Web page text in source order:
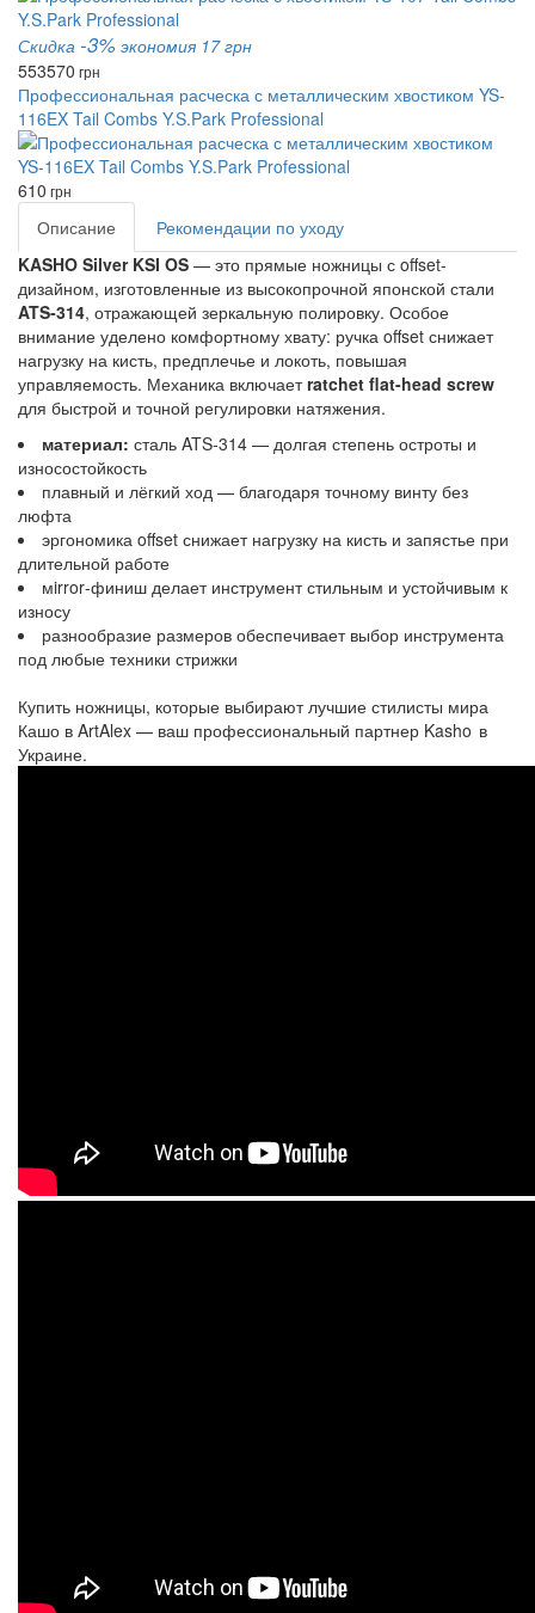
Скидка -3% экономия 17 грн
553570 грн
Профессиональная расческа с металлическим хвостиком YS-
116EX Tail Combs Y.S.Park Professional
610 грн
Описание
Рекомендации по уходу
KASHO Silver KSI OS — это прямые ножницы с offset-
дизайном, изготовленные из высокопрочной японской стали
ATS‑314, отражающей зеркальную полировку. Особое
внимание уделено комфортному хвату: ручка offset снижает
нагрузку на кисть, предплечье и локоть, повышая
управляемость. Механика включаетratchet flat-head screw
для быстрой и точной регулировки натяжения.
материал: сталь ATS‑314 — долгая степень остроты и
износостойкость
плавный и лёгкий ход — благодаря точному винту без
люфта
эргономика offset снижает нагрузку на кисть и запястье при
длительной работе
мirror‑финиш делает инструмент стильным и устойчивым к
износу
разнообразие размеров обеспечивает выбор инструмента
под любые техники стрижки
Купить ножницы, которые выбирают лучшие стилисты мира
Кашо в ArtAlex — ваш профессиональный партнер Kasho в
Украине.